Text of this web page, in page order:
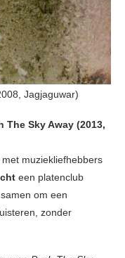
Jagjaguwar)
The Sky Away (2013,
muziekliefhebbers
een platenclub
om een
zonder